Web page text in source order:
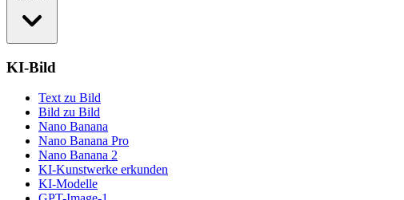
KI-Bild
Text zu Bild
Bild zu Bild
Nano Banana
Nano Banana Pro
Nano Banana 2
KI-Kunstwerke erkunden
KI-Modelle